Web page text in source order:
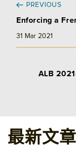
PREVIOUS
Enforcing a
31 Mar 2021
ALB
最新文章